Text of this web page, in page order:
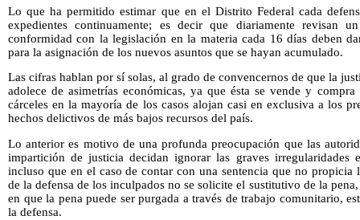
Lo que ha permitido estimar que en el Distrito Federal cada
expedientes continuamente; es decir que diariamente revisan
conformidad con la legislación en la materia cada 16 días deben
para la asignación de los nuevos asuntos que se hayan acumulado.
Las cifras hablan por sí solas, al grado de convencernos de que la
adolece de asimetrías económicas, ya que ésta se vende y
cárceles en la mayoría de los casos alojan casi en exclusiva a los
hechos delictivos de más bajos recursos del país.
Lo anterior es motivo de una profunda preocupación que las
impartición de justicia decidan ignorar las graves irregularidades
incluso que en el caso de contar con una sentencia que no
de la defensa de los inculpados no se solicite el sustitutivo de la
en que la pena puede ser purgada a través de trabajo comunitario,
la defensa.